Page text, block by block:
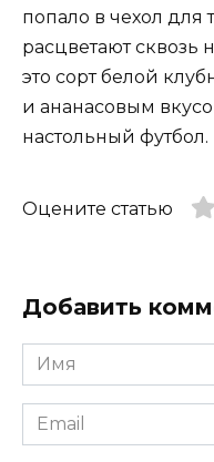
попало в чехол для
расцветают
это сорт белой
и ананасовым
настольный футбол.
Оцените статью
Добавить
Имя
*
Email
*